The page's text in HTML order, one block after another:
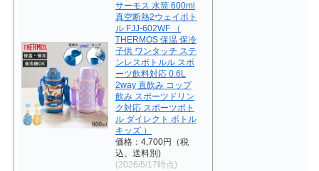
サーモス 水筒 600ml
真空断熱2ウェイボト
ル FJJ-602WF （
THERMOS 保温 保冷
子供 ワンタッチ ステ
ンレスボトルル スポ
ーツ飲料対応 0.6L
2way 直飲み コップ
飲み スポーツドリン
ク対応 スポーツボト
ル ダイレクト ボトル
キッズ ）
価格：4,700円（税
込、送料別)
(2026/5/17時点)